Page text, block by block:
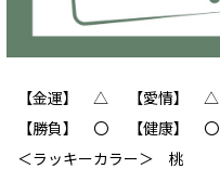
【金運】 △ 【愛情】 △
【勝負】 〇 【健康】 〇
＜ラッキーカラー＞ 桃